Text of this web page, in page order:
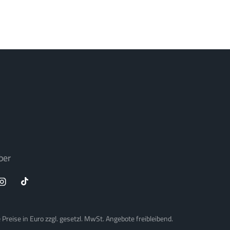
in Euro zzgl. gesetzl. MwSt. Angebote freibleibend.